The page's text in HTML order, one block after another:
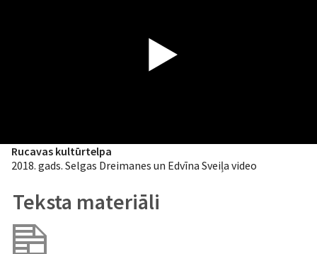
Rucavas kultūrtelpa
2018. gads. Selgas Dreimanes un Edvīna Sveiļa video
Teksta materiāli